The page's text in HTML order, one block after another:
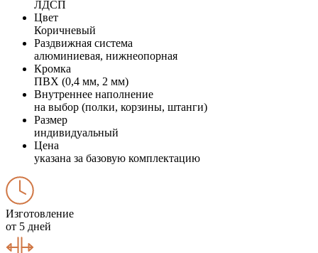
ЛДСП
Цвет
Коричневый
Раздвижная система
алюминиевая, нижнеопорная
Кромка
ПВХ (0,4 мм, 2 мм)
Внутреннее наполнение
на выбор (полки, корзины, штанги)
Размер
индивидуальный
Цена
указана за базовую комплектацию
Изготовление
от 5 дней